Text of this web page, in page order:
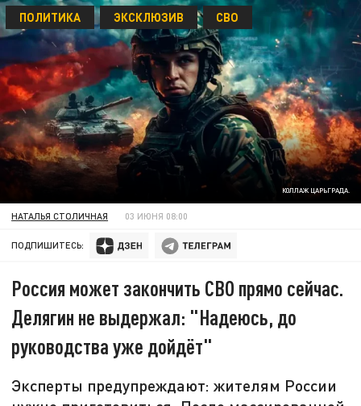
КОЛЛАЖ ЦАРЬГРАДА.
ПОЛИТИКА ЭКСКЛЮЗИВ СВО
НАТАЛЬЯ СТОЛИЧНАЯ 03 ИЮНЯ 08:00
ПОДПИШИТЕСЬ:
Россия может закончить СВО прямо сейчас.
Делягин не выдержал: "Надеюсь, до
руководства уже дойдёт"
Эксперты предупреждают: жителям России